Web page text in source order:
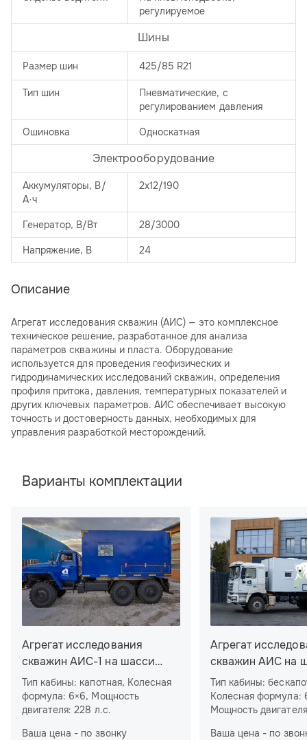
регулируемое
Шины
Размер шин 425/85 R21
Тип шин
Пневматические, с
регулированием давления
Ошиновка Односкатная
Электрооборудование
Аккумуляторы, В/
А·ч
2х12/190
Генератор, В/Вт 28/3000
Напряжение, B 24
Описание
Агрегат исследования скважин (АИС) — это комплексное
техническое решение, разработанное для анализа
параметров скважины и пласта. Оборудование
используется для проведения геофизических и
гидродинамических исследований скважин, определения
профиля притока, давления, температурных показателей и
других ключевых параметров. АИС обеспечивает высокую
точность и достоверность данных, необходимых для
управления разработкой месторождений.
Варианты комплектации
Агрегат исследования
скважин АИС-1 на шасси
УРАЛ 4320-60
Тип кабины: капотная, Колесная
формула: 6×6, Мощность
двигателя: 228 л.с.
Ваша цена - по звонку
Агрегат
скважин АИС на
SHACMAN
Тип кабины:
Колесная формула:
Мощность
Ваша цена - по